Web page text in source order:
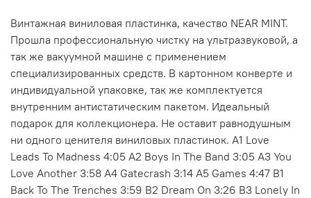
Винтажная виниловая пластинка, качество NEAR MINT.
Прошла профессиональную чистку на ультразвуковой, а
так же вакуумной машине с применением
специализированных средств. В картонном конверте и
индивидуальной упаковке, так же комплектуется
внутренним антистатическим пакетом. Идеальный
подарок для коллекционера. Не оставит равнодушным
ни одного ценителя виниловых пластинок. A1 Love
Leads To Madness 4:05 A2 Boys In The Band 3:05 A3 You
Love Another 3:58 A4 Gatecrash 3:14 A5 Games 4:47 B1
Back To The Trenches 3:59 B2 Dream On 3:26 B3 Lonely In